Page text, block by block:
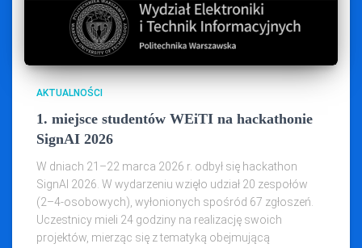
AKTUALNOŚCI
1. miejsce studentów WEiTI na hackathonie
SignAI 2026
W dniach 21–22 marca 2026 r. odbył się hackathon
SignAI 2026. W wydarzeniu wzięło udział 20 zespołów
(2–4‑osobowych), wyłonionych spośród 67 zgłoszeń.
Uczestnicy mieli 24 godziny na realizację swoich
projektów, mierząc się z tematyką obejmującą